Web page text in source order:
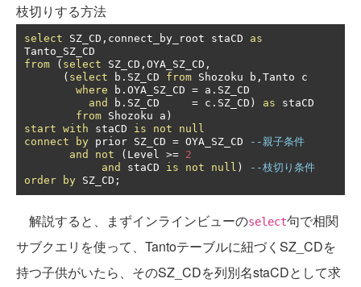
枝切りする方法
select SZ_CD , connect_by_root staCD as
from
( select SZ_CD , OYA_SZ_CD ,
( select b . SZ_CD from Shozoku b , Tanto c
where b . OYA_SZ_CD = a . SZ_CD
and
b . SZ_CD = c . SZ_CD ) as staCD
from Shozoku a )
start with staCD is not
null
connect
by prior SZ_CD = OYA_SZ_CD
--親子条件
and
not ( Level >= 2
and
staCD is not null )
--枝切り条件
order
by SZ_CD ;
解説すると、まずインラインビューのselect句で相関
サブクエリを使って、Tantoテーブルに紐づくSZ_CDを
持つ子供がいたら、そのSZ_CDを列別名staCDとして求